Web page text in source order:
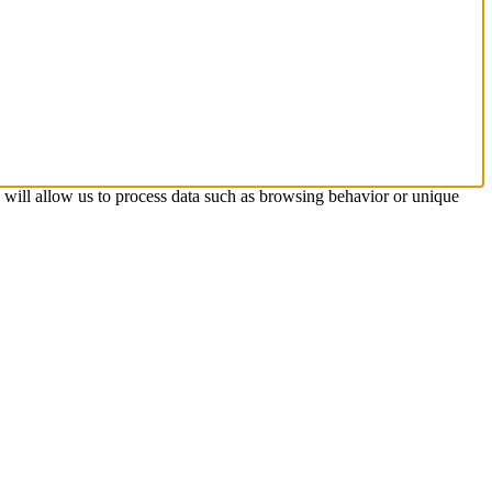
allow us to process data such as browsing behavior or unique